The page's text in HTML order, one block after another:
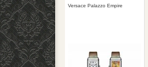
Versace Palazzo Empire